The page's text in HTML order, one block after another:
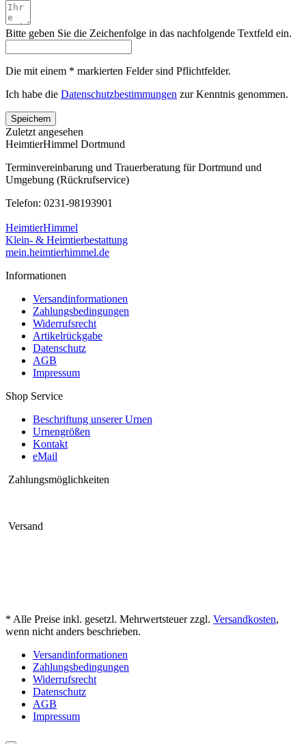
Bitte geben Sie die Zeichenfolge in das nachfolgende Textfeld ein.
Die mit einem * markierten Felder sind Pflichtfelder.
Ich habe die Datenschutzbestimmungen zur Kenntnis genommen.
Speichern
Zuletzt angesehen
HeimtierHimmel Dortmund
Terminvereinbarung und Trauerberatung für Dortmund und
Umgebung (Rückrufservice)
Telefon: 0231-98193901
HeimtierHimmel
Klein- & Heimtierbestattung
mein.heimtierhimmel.de
Informationen
Versandinformationen
Zahlungsbedingungen
Widerrufsrecht
Artikelrückgabe
Datenschutz
AGB
Impressum
Shop Service
Beschriftung unserer Urnen
Urnengrößen
Kontakt
eMail
Zahlungsmöglichkeiten
Versand
* Alle Preise inkl. gesetzl. Mehrwertsteuer zzgl. Versandkosten,
wenn nicht anders beschrieben.
Versandinformationen
Zahlungsbedingungen
Widerrufsrecht
Datenschutz
AGB
Impressum